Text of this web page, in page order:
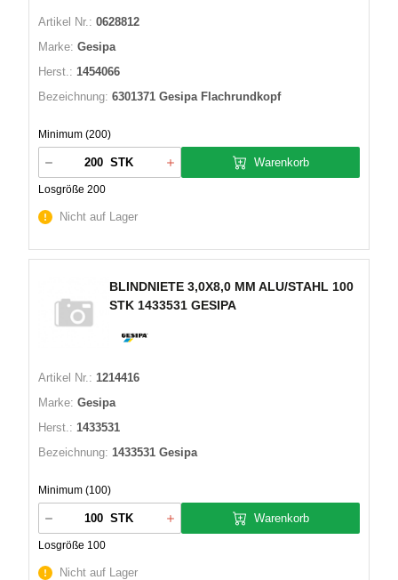
Artikel Nr.: 0628812
Marke: Gesipa
Herst.: 1454066
Bezeichnung: 6301371 Gesipa Flachrundkopf
Minimum (200)
STK
Losgröße 200
Warenkorb
Nicht auf Lager
BLINDNIETE 3,0X8,0 MM ALU/STAHL 100
STK 1433531 GESIPA
Artikel Nr.: 1214416
Marke: Gesipa
Herst.: 1433531
Bezeichnung: 1433531 Gesipa
Minimum (100)
STK
Losgröße 100
Warenkorb
Nicht auf Lager